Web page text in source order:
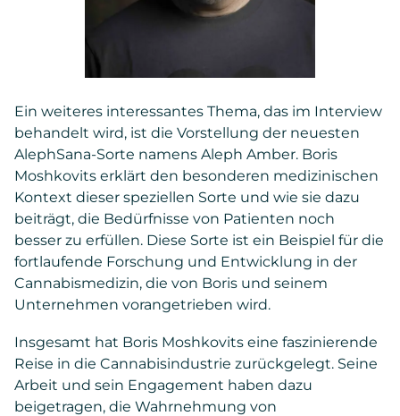
Ein weiteres interessantes Thema, das im Interview
behandelt wird, ist die Vorstellung der neuesten
AlephSana-Sorte namens Aleph Amber. Boris
Moshkovits erklärt den besonderen medizinischen
Kontext dieser speziellen Sorte und wie sie dazu
beiträgt, die Bedürfnisse von Patienten noch
besser zu erfüllen. Diese Sorte ist ein Beispiel für die
fortlaufende Forschung und Entwicklung in der
Cannabismedizin, die von Boris und seinem
Unternehmen vorangetrieben wird.
Insgesamt hat Boris Moshkovits eine faszinierende
Reise in die Cannabisindustrie zurückgelegt. Seine
Arbeit und sein Engagement haben dazu
beigetragen, die Wahrnehmung von